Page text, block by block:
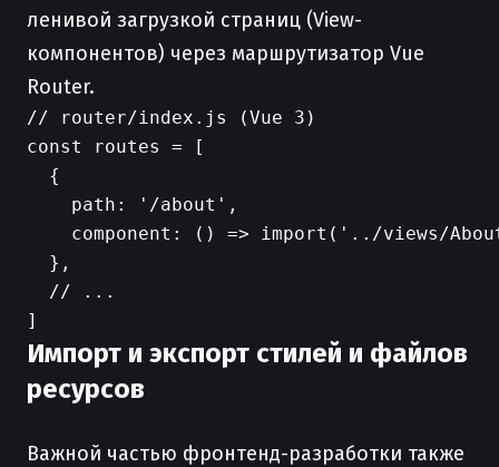
ленивой загрузкой страниц (View-
компонентов) через маршрутизатор Vue
Router.
// router/index.js (Vue 3)
const routes = [
  {
    path: '/about',
component: () => import('../views/
  },
  // ...
Импорт и экспорт стилей и файлов
ресурсов
Важной частью фронтенд-разработки также